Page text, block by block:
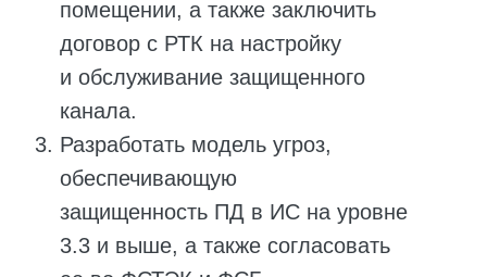
«типового технического решения»
которое избавит от необходимости
проходить две наиболее тяжелые
и дорогие процедуры: оценку влияния
на СКЗИ и корректность реализации
OpenID Connect.
Таким типовым решением является
ЕСИА Шлюз. Коннект.
совместимое оборудование и
специальное ПО, которые покроют
все требования и будут приняты
Минцифры.
необходимость вносить существенные
изменения в ИС, в которой
Необходимо встраивать все вызовы
SDK-библиотек, а также настраивать
взаимодействие с СКЗИ. При этом